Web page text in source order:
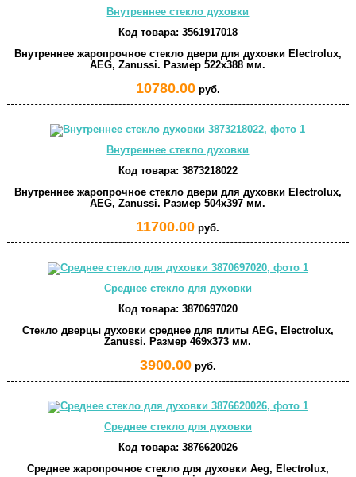
Внутреннее стекло духовки
Код товара: 3561917018
Внутреннее жаропрочное стекло двери для духовки Electrolux,
AEG, Zanussi. Размер 522x388 мм.
10780.00руб.
Внутреннее стекло духовки
Код товара: 3873218022
Внутреннее жаропрочное стекло двери для духовки Electrolux,
AEG, Zanussi. Размер 504x397 мм.
11700.00 руб.
Среднее стекло для духовки
Код товара: 3870697020
Стекло дверцы духовки среднее для плиты AEG, Electrolux,
Zanussi. Размер 469x373 мм.
3900.00руб.
Среднее стекло для духовки
Код товара: 3876620026
Среднее жаропрочное стекло для духовки Aeg, Electrolux,